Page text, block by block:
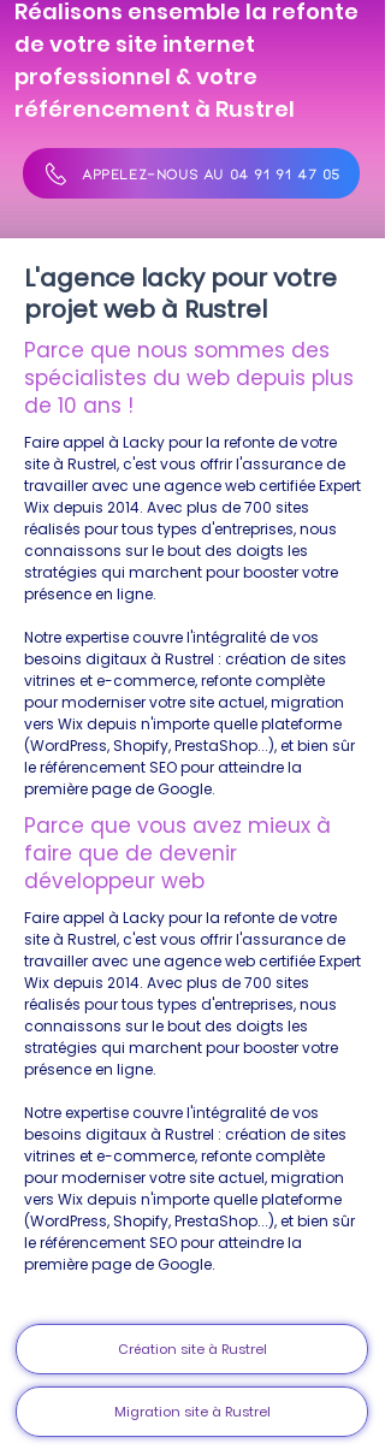
Réalisons ensemble la refonte
de votre site internet
professionnel & votre
référencement à Rustrel
APPELEZ-NOUS AU 04 91 91 47 05
L'agence lacky pour votre
projet web à Rustrel
Parce que nous sommes des
spécialistes du web depuis plus
de 10 ans !
Faire appel à Lacky pour la refonte de votre
site à Rustrel, c'est vous offrir l'assurance de
travailler avec une agence web certifiée Expert
Wix depuis 2014. Avec plus de 700 sites
réalisés pour tous types d'entreprises, nous
connaissons sur le bout des doigts les
stratégies qui marchent pour booster votre
présence en ligne.
Notre expertise couvre l'intégralité de vos
besoins digitaux à Rustrel : création de sites
vitrines et e-commerce, refonte complète
pour moderniser votre site actuel, migration
vers Wix depuis n'importe quelle plateforme
(WordPress, Shopify, PrestaShop...), et bien sûr
le référencement SEO pour atteindre la
première page de Google.
Parce que vous avez mieux à
faire que de devenir
développeur web
Faire appel à Lacky pour la refonte de votre
site à Rustrel, c'est vous offrir l'assurance de
travailler avec une agence web certifiée Expert
Wix depuis 2014. Avec plus de 700 sites
réalisés pour tous types d'entreprises, nous
connaissons sur le bout des doigts les
stratégies qui marchent pour booster votre
présence en ligne.
Notre expertise couvre l'intégralité de vos
besoins digitaux à Rustrel : création de sites
vitrines et e-commerce, refonte complète
pour moderniser votre site actuel, migration
vers Wix depuis n'importe quelle plateforme
(WordPress, Shopify, PrestaShop...), et bien sûr
le référencement SEO pour atteindre la
première page de Google.
Création site à Rustrel
Migration site à Rustrel